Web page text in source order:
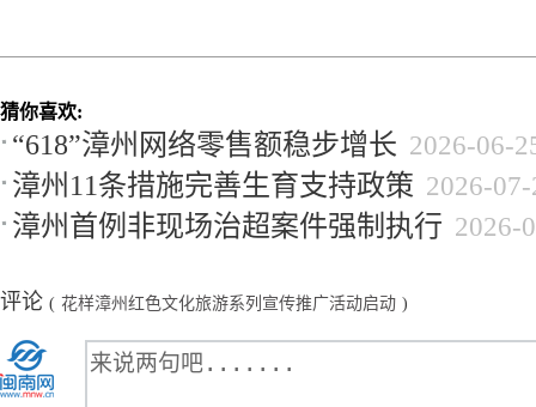
猜你喜欢:
“618”漳州网络零售额稳步增长 2026-06-
漳州11条措施完善生育支持政策 2026-
漳州首例非现场治超案件强制执行 2026-
评论 ( 花样漳州红色文化旅游系列宣传推广活动启动 )